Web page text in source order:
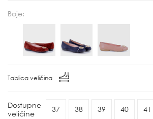
Boje:
Tablica veličina
Dostupne
veličine
37 38 39 40 41